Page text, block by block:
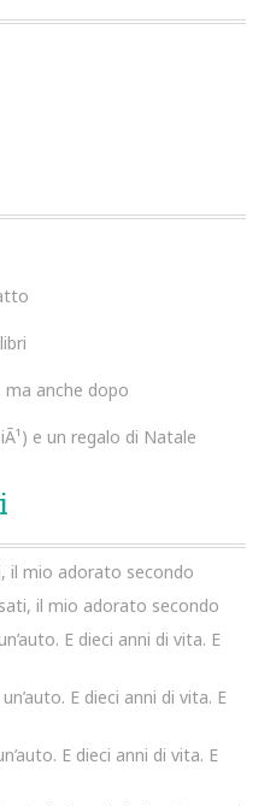
anche dopo
e un regalo di Natale
il mio adorato secondo
il mio adorato secondo
E dieci anni di vita. E
E dieci anni di vita. E
E dieci anni di vita. E